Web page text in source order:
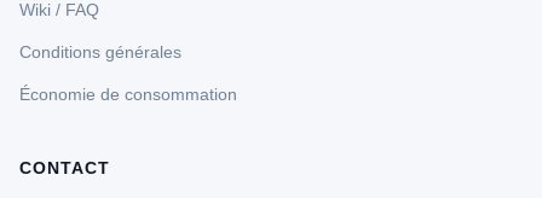
Wiki / FAQ
Conditions générales
Économie de consommation
CONTACT